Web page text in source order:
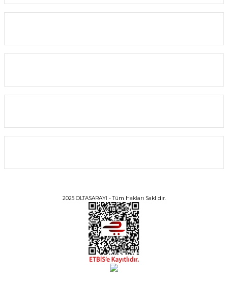
SEPETE EKLE
Daiwa Exceler 23 LT 4000 C Spin Olta Makinesi
9.083,00 TL
2025 OLTASARAYI - Tüm Hakları Saklıdır.